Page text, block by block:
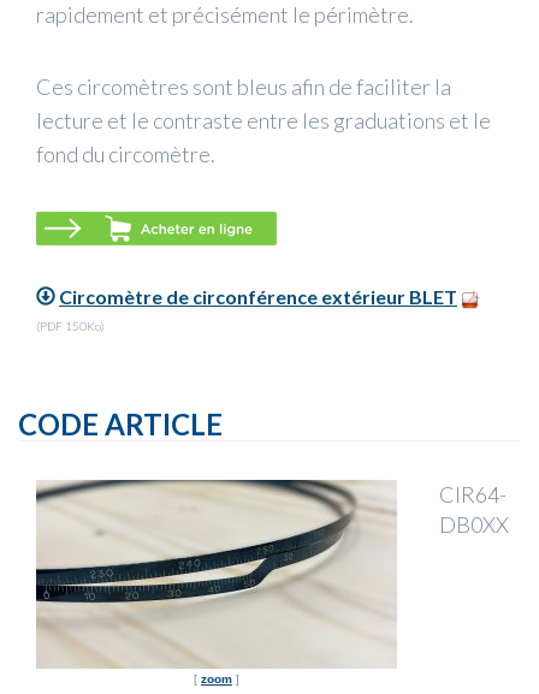
rapidement et précisément le périmètre.
Ces circomètres sont bleus afin de faciliter la
lecture et le contraste entre les graduations et le
fond du circomètre.
Circomètre de circonférence extérieur BLET
(PDF 150Ko)
CODE ARTICLE
[ zoom ]
CIR64-
DB0XX